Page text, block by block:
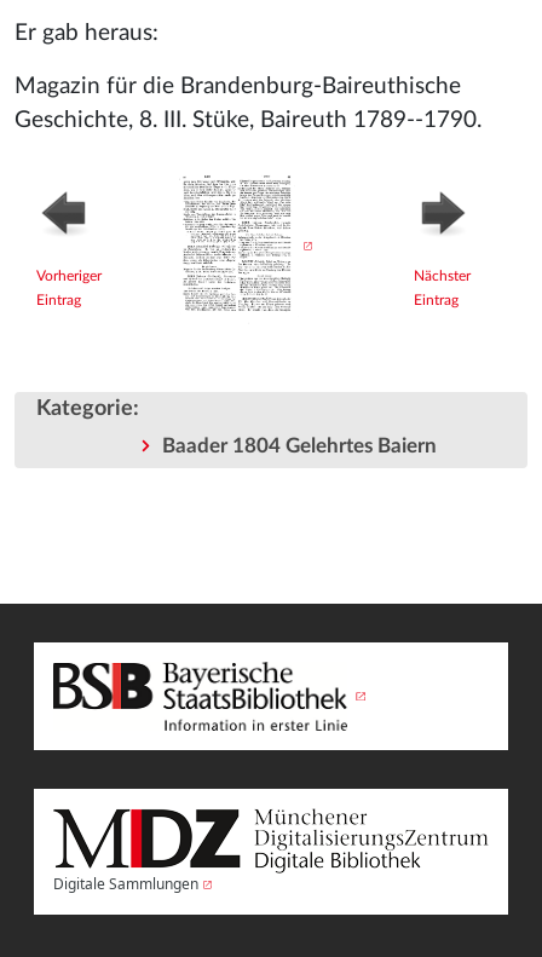
Er gab heraus:
Magazin für die Brandenburg-Baireuthische
Geschichte, 8. III. Stüke, Baireuth 1789--1790.
Vorheriger
Eintrag
Nächster
Eintrag
Kategorie:
Baader 1804 Gelehrtes Baiern
Digitale Sammlungen